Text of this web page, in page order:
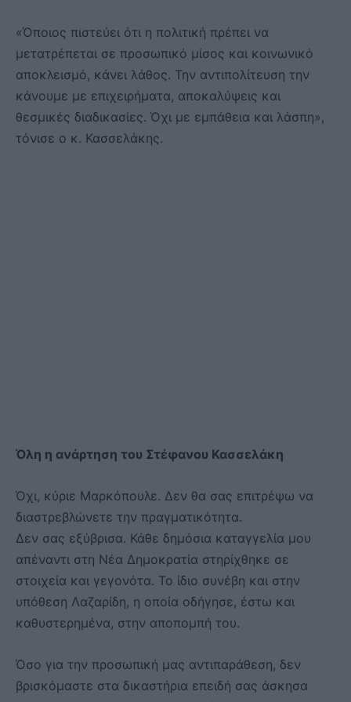
«Όποιος πιστεύει ότι η πολιτική πρέπει να
μετατρέπεται σε προσωπικό μίσος και κοινωνικό
αποκλεισμό, κάνει λάθος. Την αντιπολίτευση την
κάνουμε με επιχειρήματα, αποκαλύψεις και
θεσμικές διαδικασίες. Όχι με εμπάθεια και λάσπη»,
τόνισε ο κ. Κασσελάκης.
Όλη η ανάρτηση του Στέφανου Κασσελάκη
Όχι, κύριε Μαρκόπουλε. Δεν θα σας επιτρέψω να
διαστρεβλώνετε την πραγματικότητα.
Δεν σας εξύβρισα. Κάθε δημόσια καταγγελία μου
απέναντι στη Νέα Δημοκρατία στηρίχθηκε σε
στοιχεία και γεγονότα. Το ίδιο συνέβη και στην
υπόθεση Λαζαρίδη, η οποία οδήγησε, έστω και
καθυστερημένα, στην αποπομπή του.
Όσο για την προσωπική μας αντιπαράθεση, δεν
βρισκόμαστε στα δικαστήρια επειδή σας άσκησα